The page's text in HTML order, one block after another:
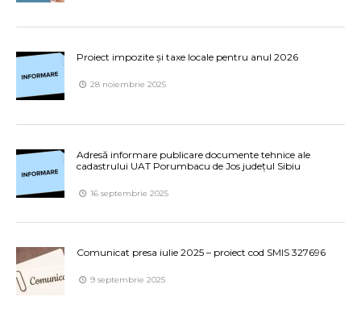
Proiect impozite și taxe locale pentru anul 2026
28 noiembrie 2025
Adresă informare publicare documente tehnice ale
cadastrului UAT Porumbacu de Jos județul Sibiu
16 septembrie 2025
Comunicat presa iulie 2025 – proiect cod SMIS 327696
9 septembrie 2025